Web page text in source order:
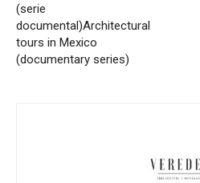
(serie
documental)Architectural
tours in Mexico
(documentary series)